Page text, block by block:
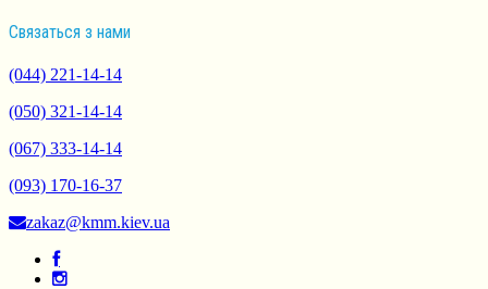
Связаться з нами
(044) 221-14-14
(050) 321-14-14
(067) 333-14-14
(093) 170-16-37
zakaz@kmm.kiev.ua